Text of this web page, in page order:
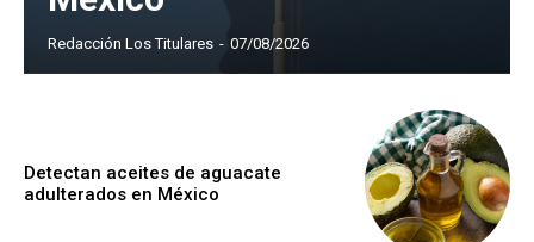
Redacción Los Titulares - 07/08/2026
Detectan aceites de aguacate
adulterados en México